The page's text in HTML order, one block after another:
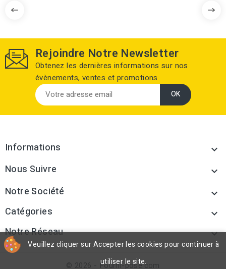
Rejoindre Notre Newsletter
Obtenez les dernières informations sur nos
évènements, ventes et promotions
Informations 
Nous Suivre 
Notre Société 
Catégories 
Notre Réseau 
Veuillez cliquer sur Accepter les cookies pour continuer à
utiliser le site.
© 2026 - Fourni-pose.com